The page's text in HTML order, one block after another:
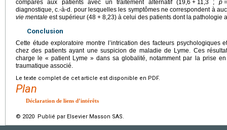
comparés aux patients avec un traitement alternatif (19,6 + 11,3 ; p =
diagnostique, c.-à-d. pour lesquelles les symptômes ne correspondent à
vie mentale est supérieur (48 + 8,23) à celui des patients dont la pathologie
Conclusion
Cette étude exploratoire montre l’intrication des facteurs psychologiques
chez des patients ayant une suspicion de maladie de Lyme. Ces
charge le « patient Lyme » dans sa globalité, notamment par la prise
traumatique associé.
Le texte complet de cet article est disponible en PDF.
Plan
Déclaration de liens d’intérêts
© 2020 Publié par Elsevier Masson SAS.